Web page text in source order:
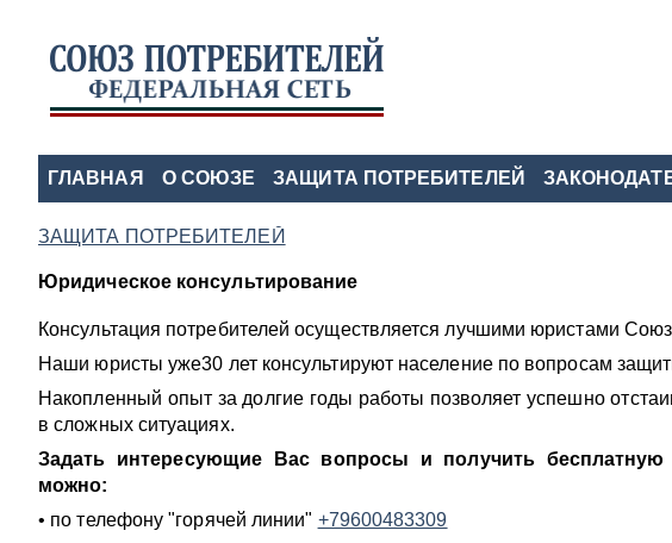
ГЛАВНАЯ О СОЮЗЕ ЗАЩИТА ПОТРЕБИТЕЛЕЙ
ЗАЩИТА ПОТРЕБИТЕЛЕЙ
Юридическое консультирование
Консультация потребителей осуществляется лучшими юристами
Наши юристы уже30 лет консультируют население по вопросам
Накопленный опыт за долгие годы работы позволяет успешно
в сложных ситуациях.
Задать интересующие Вас вопросы и получить бесплатную
можно:
• по телефону "горячей линии" +79600483309